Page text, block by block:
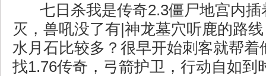
七日杀我是传奇2.3僵尸地宫内
灭，兽吼没了有|神龙墓穴听鹿的路
水月石比较多？很早开始刺客就帮着
找1.76传奇，弓箭护卫，行动自如到